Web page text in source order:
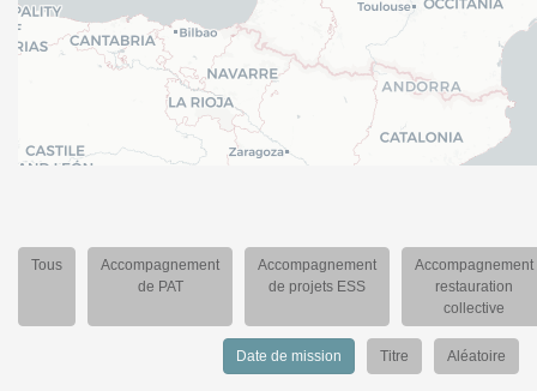
Tous
Accompagnement
de PAT
Accompagnement
de projets ESS
Accompagnement
restauration
collective
Date de mission Titre Aléatoire